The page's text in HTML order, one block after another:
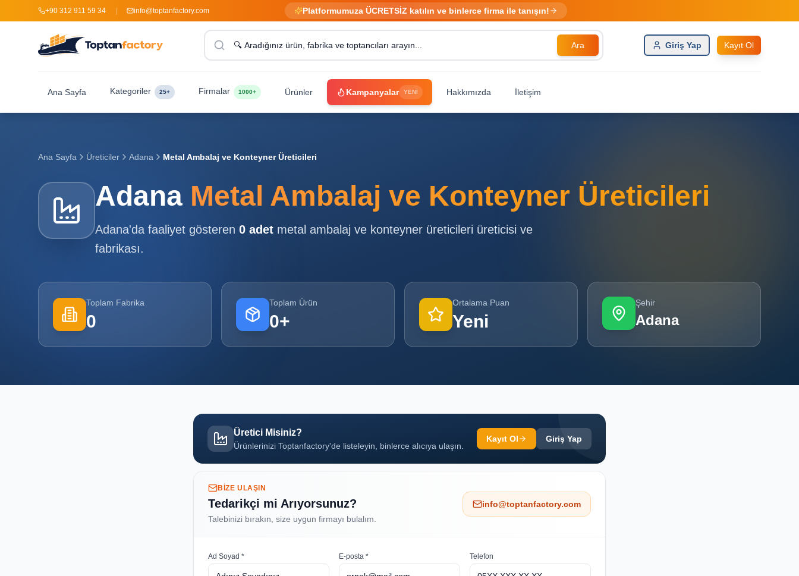
+90 312 911 59 34 info@toptanfactory.com Platformumuza ÜCRETSİZ katılın ve binlerce firma ile tanışın!
Ara Giriş Yap Kayıt Ol
Ana Sayfa Kategoriler 25+ Firmalar 1000+ Ürünler Kampanyalar YENİ Hakkımızda İletişim
Ana Sayfa Üreticiler Adana Metal Ambalaj ve Konteyner Üreticileri
Adana Metal Ambalaj ve Konteyner Üreticileri
Adana'da faaliyet gösteren 0 adet metal ambalaj ve konteyner üreticileri üreticisi ve
fabrikası.
Toplam Fabrika
0
Toplam Ürün
0+
Ortalama Puan
Yeni
Şehir
Adana
Üretici Misiniz?
Ürünlerinizi Toptanfactory'de listeleyin, binlerce alıcıya ulaşın.
Kayıt Ol Giriş Yap
BIZE ULAŞIN
Tedarikçi mi Arıyorsunuz?
Talebinizi bırakın, size uygun firmayı bulalım.
info@toptanfactory.com
Ad Soyad * E-posta * Telefon